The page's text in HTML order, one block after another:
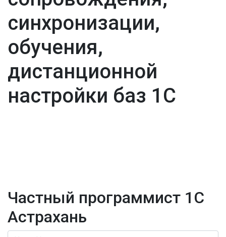
синхронизации,
обучения,
дистанционной
настройки баз 1С
Частный программист 1С
Астрахань